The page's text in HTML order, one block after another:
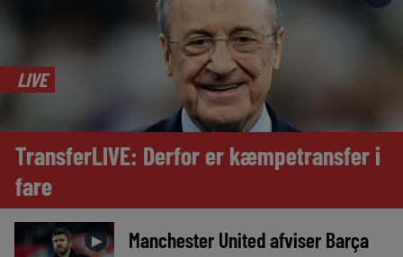
LIVE
TransferLIVE: Derfor er kæmpetransfer i
fare
►
Manchester United afviser Barça